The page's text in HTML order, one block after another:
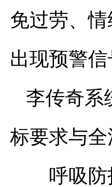
免过劳、
出现预警
李传奇系
标要求与
呼吸防护